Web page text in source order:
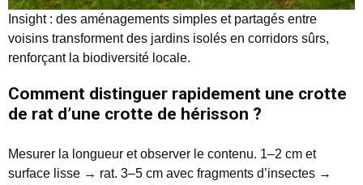
Insight : des aménagements simples et partagés entre
voisins transforment des jardins isolés en corridors sûrs,
renforçant la biodiversité locale.
Comment distinguer rapidement une crotte
de rat d’une crotte de hérisson ?
Mesurer la longueur et observer le contenu. 1–2 cm et
surface lisse → rat. 3–5 cm avec fragments d’insectes →